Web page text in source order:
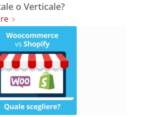
o Verticale?